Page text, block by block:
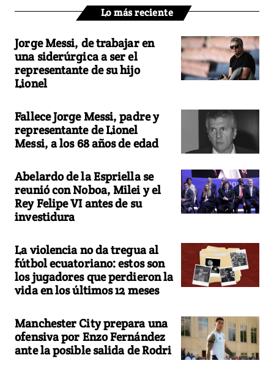
Lo más reciente
Jorge Messi, de trabajar en
una siderúrgica a ser el
representante de su hijo
Lionel
Fallece Jorge Messi, padre y
representante de Lionel
Messi, a los 68 años de edad
Abelardo de la Espriella se
reunió con Noboa, Milei y el
Rey Felipe VI antes de su
investidura
La violencia no da tregua al
fútbol ecuatoriano: estos son
los jugadores que perdieron la
vida en los últimos 12 meses
Manchester City prepara una
ofensiva por Enzo Fernández
ante la posible salida de Rodri